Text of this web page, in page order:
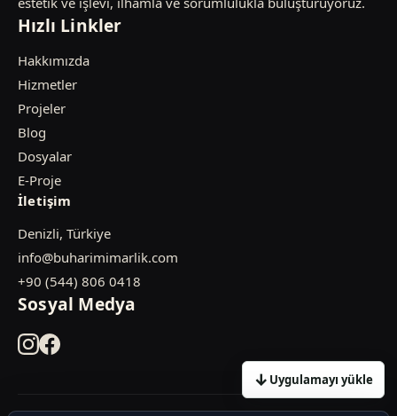
Hızlı Linkler
Hakkımızda
Hizmetler
Projeler
Blog
Dosyalar
E-Proje
İletişim
Denizli, Türkiye
info@buharimimarlik.com
+90 (544) 806 0418
Sosyal Medya
↓ Uygulamayı yükle